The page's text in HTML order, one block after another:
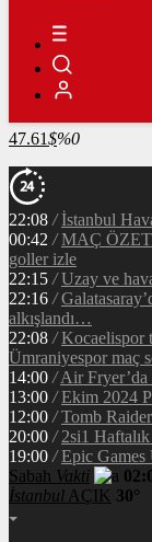
RİPPLE
49.16
%-2.5
TETHER
47.61$%0
22:08 / İstanbul
00:42 / MAÇ
goller izle
22:15 / Uzay ve
22:16 /
alkışlandı…
22:08 / Kocaelispor
Ümraniyespor maç
14:00 / Air
13:00 / Ekim 2024
12:00 / Tomb
20:00 / 2si1
19:00 / Epic Games
Sabah Vakti
İstanbul AÇIK 30°